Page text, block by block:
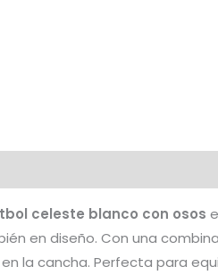
celeste blanco con osos
en diseño. Con una
la cancha. Perfecta para